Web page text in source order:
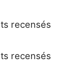
recensés
recensés